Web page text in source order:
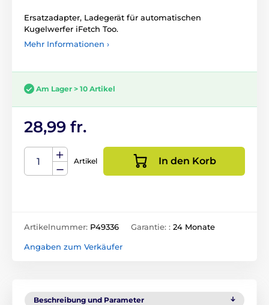
Ersatzadapter, Ladegerät für automatischen
Kugelwerfer iFetch Too.
Mehr Informationen ›
Am Lager > 10 Artikel
28,99 fr.
Artikel In den Korb
Artikelnummer: P49336 Garantie: : 24 Monate
Angaben zum Verkäufer
Beschreibung und Parameter